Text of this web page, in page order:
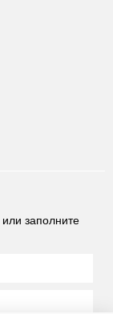
или заполните